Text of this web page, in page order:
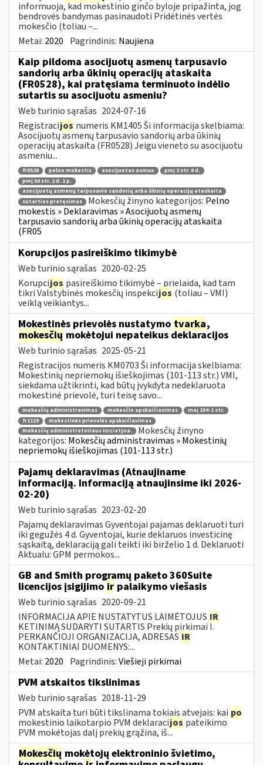
informuoja, kad mokestinio ginčo byloje pripažinta, jog
bendrovės bandymas pasinaudoti Pridėtinės vertės
mokesčio (toliau –...
Metai: 2020 Pagrindinis: Naujiena
Kaip pildoma asocijuotų asmenų tarpusavio
sandorių arba ūkinių operacijų ataskaita
(FR0528), kai pratęsiama terminuoto indėlio
sutartis su asocijuotu asmeniu?
Web turinio sąrašas 2024-07-16
Registracijos numeris KM1405 Ši informacija skelbiama:
Asocijuotų asmenų tarpusavio sandorių arba ūkinių
operacijų ataskaita (FR0528) Jeigu vieneto su asocijuotu
asmeniu...
fr0528 pelno mokestis asocijuotas asmuo
pmį 2 str. 8 d.
pmį 50 str. 2 d. 1 p.
asocijuotų asmenų tarpusavio sandorių arba ūkinių operacijų ataskaita
sutarties pratęsimas
Mokesčių žinyno kategorijos: Pelno
mokestis » Deklaravimas » Asocijuotų asmenų
tarpusavio sandorių arba ūkinių operacijų ataskaita
(FR05
Korupcijos pasireiškimo tikimybė
Web turinio sąrašas 2020-02-25
Korupcijos pasireiškimo tikimybė – prielaida, kad tam
tikri Valstybinės mokesčių inspekcijos (toliau – VMI)
veiklą veikiantys...
Mokestinės prievolės nustatymo tvarka,
mokesčių mokėtojui nepateikus deklaracijos
Web turinio sąrašas 2025-05-21
Registracijos numeris KM0703 Ši informacija skelbiama:
Mokestinių nepriemokų išieškojimas (101-113 str.) VMI,
siekdama užtikrinti, kad būtų įvykdyta nedeklaruota
mokestinė prievolė, turi teisę savo...
mokesčių administravimas mokesčio apskaičiavimas
maį 104-1 str.
fr1119
mokestinės prievolės apskaičiavimas
mokesčių administratoriaus iniciatyva.
Mokesčių žinyno
kategorijos: Mokesčių administravimas » Mokestinių
nepriemokų išieškojimas (101-113 str.)
Pajamų deklaravimas (Atnaujiname
informaciją. Informaciją atnaujinsime iki 2026-
02-20)
Web turinio sąrašas 2023-02-20
Pajamų deklaravimas Gyventojai pajamas deklaruoti turi
iki gegužės 4 d. Gyventojai, kurie deklaruos investicinę
sąskaitą, deklaraciją gali teikti iki birželio 1 d. Deklaruoti
Aktualu: GPM permokos...
GB and Smith programų paketo 360Suite
licencijos įsigijimo ir palaikymo viešasis
Web turinio sąrašas 2020-09-21
INFORMACIJA APIE NUSTATYTUS LAIMĖTOJUS IR
KETINIMĄ SUDARYTI SUTARTIS Prekių pirkimai I.
PERKANČIOJI ORGANIZACIJA, ADRESAS IR
KONTAKTINIAI DUOMENYS:...
Metai: 2020 Pagrindinis:Viešieji pirkimai
PVM atskaitos tikslinimas
Web turinio sąrašas 2018-11-29
PVM atskaita turi būti tikslinama tokiais atvejais: kai po
mokestinio laikotarpio PVM deklaracijos pateikimo
PVM mokėtojas dalį prekių grąžina, iš...
Mokesčių mokėtojų elektroninio švietimo,